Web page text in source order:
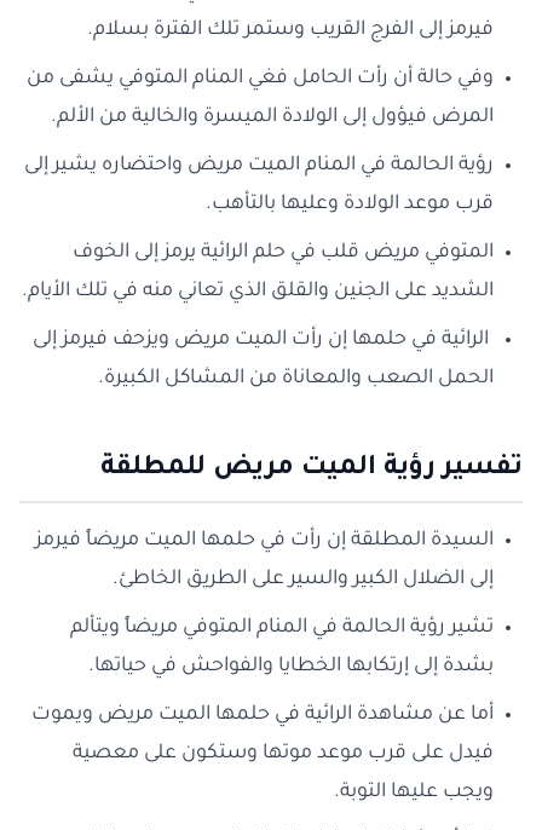
فيرمز إلى الفرج القريب وستمر تلك الفترة بسلام.
وفي حالة أن رأت الحامل فغي المنام المتوفي يشفى من
المرض فيؤول إلى الولادة الميسرة والخالية من الألم.
رؤية الحالمة في المنام الميت مريض واحتضاره يشير إلى
قرب موعد الولادة وعليها بالتأهب.
المتوفي مريض قلب في حلم الرائية يرمز إلى الخوف
الشديد على الجنين والقلق الذي تعاني منه في تلك الأيام.
الرائية في حلمها إن رأت الميت مريض ويزحف فيرمز إلى
الحمل الصعب والمعاناة من المشاكل الكبيرة.
تفسير رؤية الميت مريض للمطلقة
السيدة المطلقة إن رأت في حلمها الميت مريضاً فيرمز
إلى الضلال الكبير والسير على الطريق الخاطئ.
تشير رؤية الحالمة في المنام المتوفي مريضاً ويتألم
بشدة إلى إرتكابها الخطايا والفواحش في حياتها.
أما عن مشاهدة الرائية في حلمها الميت مريض ويموت
فيدل على قرب موعد موتها وستكون على معصية
ويجب عليها التوبة.